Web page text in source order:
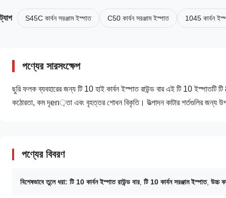
ট্যাগ S45C কার্বন সরঞ্জাম ইস্পাত C50 কার্বন সরঞ্জাম ইস্পাত 1045 কার্বন
পণ্যের সারসংক্ষেপ
ছুরি ফলক ব্যবহারের জন্য টি 10 ​​হাই কার্বন ইস্পাত রাউন্ড বার এই টি 10 ​​ইস্পাতটি
কঠোরতা, কম দৃen়তা এবং বৃহত্তর শোধন বিকৃতি। উত্পাদন কাটার শর্তগুলির জন্য
পণ্যের বিবরণ
বিশেষভাবে তুলে ধরা: টি 10 ​​কার্বন ইস্পাত রাউন্ড বার, টি 10 ​​কার্বন সরঞ্জাম ইস্পাত, উচ্চ